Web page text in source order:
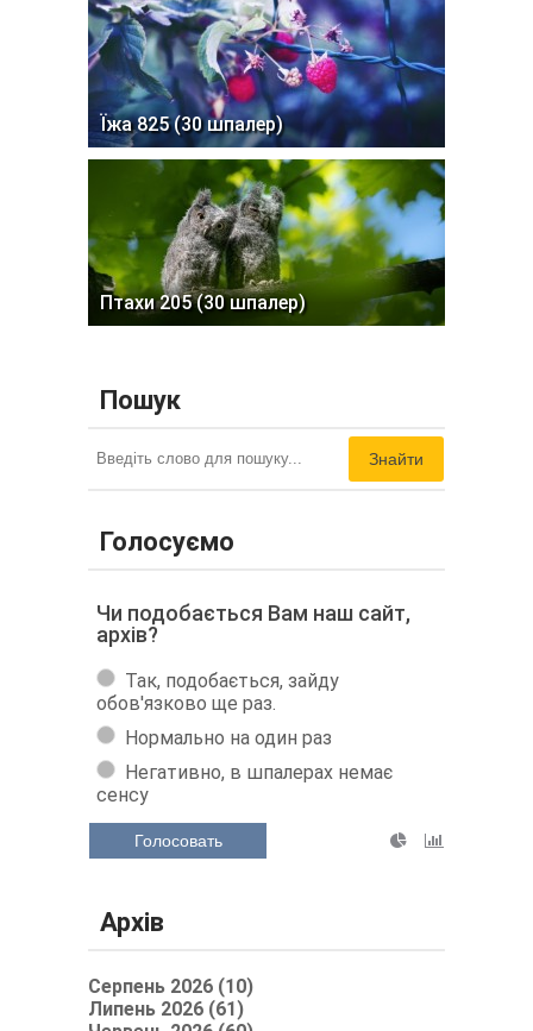
Їжа 825 (30 шпалер)
Птахи 205 (30 шпалер)
Пошук
Знайти
Голосуємо
Чи подобається Вам наш сайт,
архів?
Так, подобається, зайду
обов'язково ще раз.
Нормально на один раз
Негативно, в шпалерах немає
сенсу
Голосовать
Архів
Серпень 2026 (10)
Липень 2026 (61)